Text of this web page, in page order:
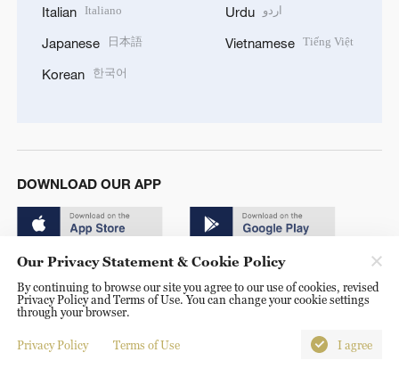
Italian Italiano
Japanese 日本語
Korean 한국어
Urdu اردو
Vietnamese Tiếng Việt
DOWNLOAD OUR APP
© China Radio International.CRI. All Rights Reserved. 16A
Shijingshan Road, Beijing, China. 100040
Our Privacy Statement & Cookie Policy
By continuing to browse our site you agree to our use of cookies, revised
Privacy Policy and Terms of Use. You can change your cookie settings
through your browser.
Privacy Policy Terms of Use I agree